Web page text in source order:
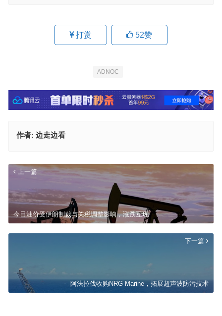
打赏 52赞
ADNOC
作者: 边走边看
上一篇
今日油价受伊朗制裁与关税调整影响，涨跌互现
下一篇
阿法拉伐收购NRG Marine，拓展超声波防污技术